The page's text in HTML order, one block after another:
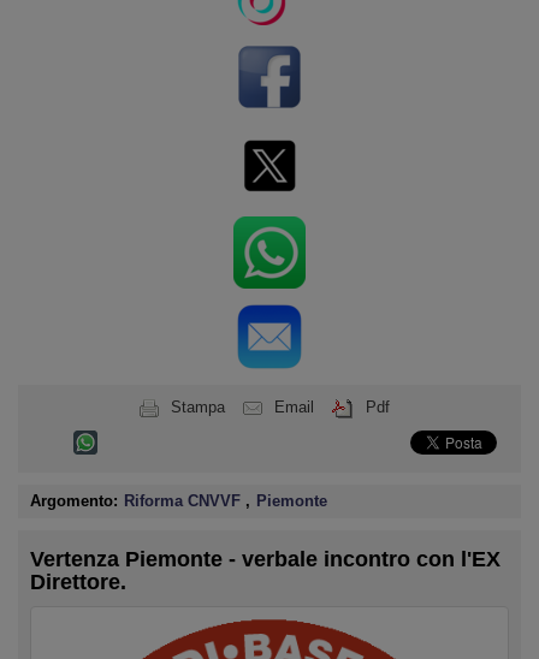
Stampa Email Pdf
Argomento: Riforma CNVVF , Piemonte
Vertenza Piemonte - verbale incontro con l'EX
Direttore.